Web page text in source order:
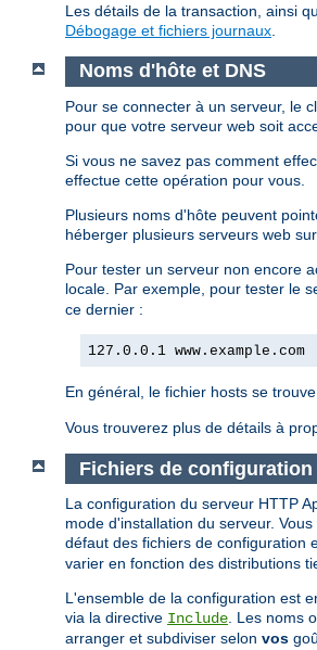
Les détails de la transaction, ainsi
Débogage et fichiers journaux
Noms d'hôte et DNS
Pour se connecter à un serveur, le
pour que votre serveur web soit
Si vous ne savez pas comment
effectue cette opération pour vous.
Plusieurs noms d'hôte peuvent
héberger plusieurs serveurs web
Pour tester un serveur non encore
locale. Par exemple, pour tester le
ce dernier :
127.0.0.1 www.example.com
En général, le fichier hosts se
Vous trouverez plus de détails à
Fichiers de
La configuration du serveur HTTP
mode d'installation du serveur.
défaut des fichiers de configuration
varier en fonction des distributions
L'ensemble de la configuration est
via la directive Include. Les noms
arranger et subdiviser selon vos